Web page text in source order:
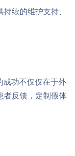
续的维护支持、
成功不仅仅在于外
者反馈，定制假体